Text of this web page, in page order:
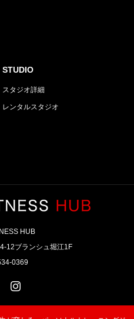
STUDIO
スタジオ詳細
レンタルスタジオ
HUB
12ブランシュ堀江1F
0369